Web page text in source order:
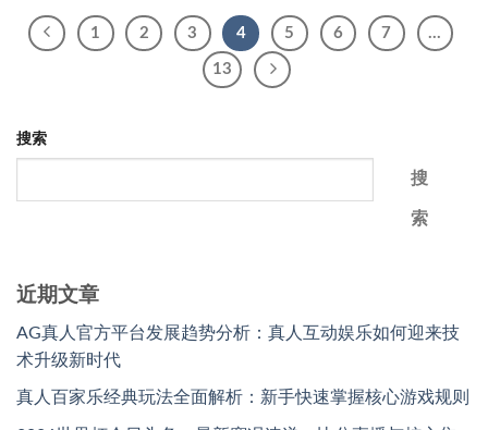
1 2 3 4 5 6 7 …
13
搜索
搜
索
近期文章
AG真人官方平台发展趋势分析：真人互动娱乐如何迎来技
术升级新时代
真人百家乐经典玩法全面解析：新手快速掌握核心游戏规则